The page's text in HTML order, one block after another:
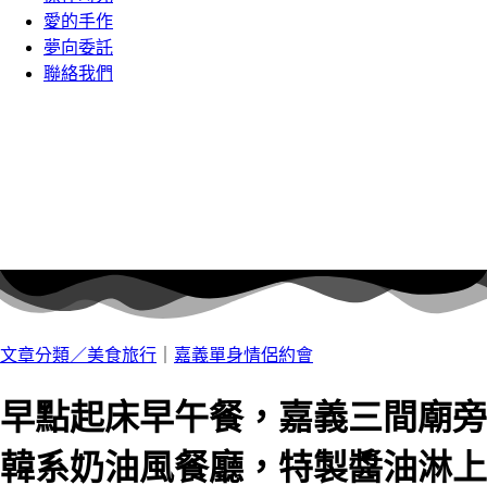
愛的手作
夢向委託
聯絡我們
文章分類／美食旅行 嘉義單身情侶約會
早點起床早午餐，嘉義三間廟旁
韓系奶油風餐廳，特製醬油淋上